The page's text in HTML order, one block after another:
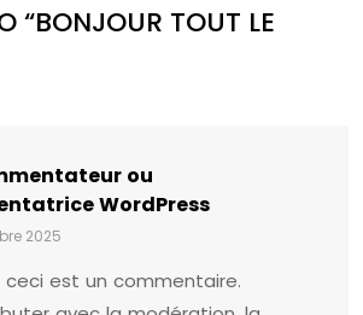
“BONJOUR TOUT LE
ou
WordPress
2025
ceci est un commentaire.